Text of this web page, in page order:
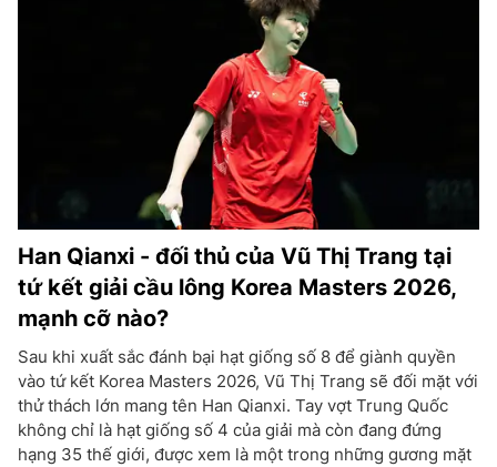
Han Qianxi - đối thủ của Vũ Thị Trang tại
tứ kết giải cầu lông Korea Masters 2026,
mạnh cỡ nào?
Sau khi xuất sắc đánh bại hạt giống số 8 để giành quyền
vào tứ kết Korea Masters 2026, Vũ Thị Trang sẽ đối mặt với
thử thách lớn mang tên Han Qianxi. Tay vợt Trung Quốc
không chỉ là hạt giống số 4 của giải mà còn đang đứng
hạng 35 thế giới, được xem là một trong những gương mặt